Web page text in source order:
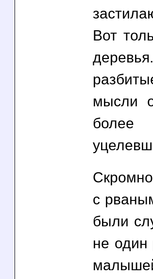
Вот
мысли
более
с
были
не один